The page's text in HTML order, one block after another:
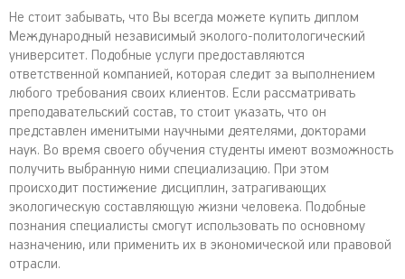
Не стоит забывать, что Вы всегда можете купить диплом
Международный независимый эколого-политологический
университет. Подобные услуги предоставляются
ответственной компанией, которая следит за выполнением
любого требования своих клиентов. Если рассматривать
преподавательский состав, то стоит указать, что он
представлен именитыми научными деятелями, докторами
наук. Во время своего обучения студенты имеют возможность
получить выбранную ними специализацию. При этом
происходит постижение дисциплин, затрагивающих
экологическую составляющую жизни человека. Подобные
познания специалисты смогут использовать по основному
назначению, или применить их в экономической или правовой
отрасли.